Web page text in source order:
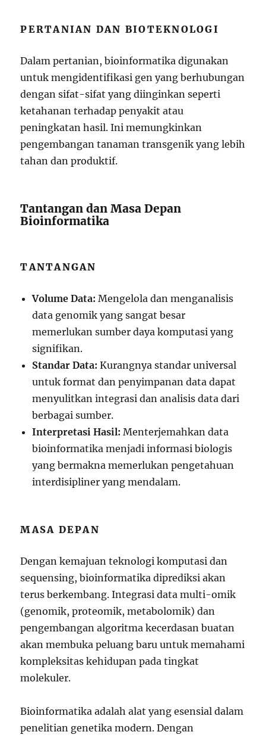
PERTANIAN DAN BIOTEKNOLOGI
Dalam pertanian, bioinformatika digunakan
untuk mengidentifikasi gen yang berhubungan
dengan sifat-sifat yang diinginkan seperti
ketahanan terhadap penyakit atau
peningkatan hasil. Ini memungkinkan
pengembangan tanaman transgenik yang lebih
tahan dan produktif.
Tantangan dan Masa Depan
Bioinformatika
TANTANGAN
Volume Data: Mengelola dan menganalisis
data genomik yang sangat besar
memerlukan sumber daya komputasi yang
signifikan.
Standar Data: Kurangnya standar universal
untuk format dan penyimpanan data dapat
menyulitkan integrasi dan analisis data dari
berbagai sumber.
Interpretasi Hasil: Menterjemahkan data
bioinformatika menjadi informasi biologis
yang bermakna memerlukan pengetahuan
interdisipliner yang mendalam.
MASA DEPAN
Dengan kemajuan teknologi komputasi dan
sequensing, bioinformatika diprediksi akan
terus berkembang. Integrasi data multi-omik
(genomik, proteomik, metabolomik) dan
pengembangan algoritma kecerdasan buatan
akan membuka peluang baru untuk memahami
kompleksitas kehidupan pada tingkat
molekuler.
Bioinformatika adalah alat yang esensial dalam
penelitian genetika modern. Dengan